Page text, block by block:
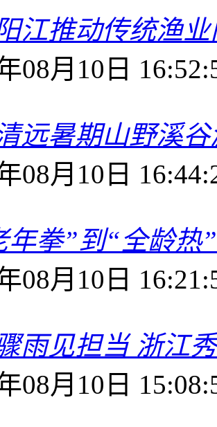
江推动传统渔
08月10日
远暑期山野溪
08月10日
年拳”到“全龄热
08月10日
雨见担当 浙江
08月10日